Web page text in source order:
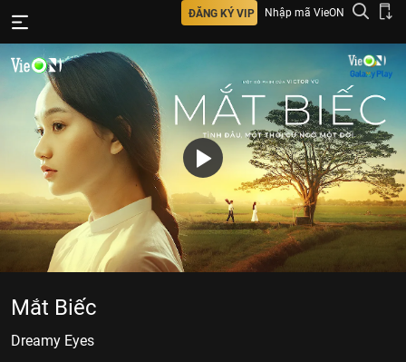
ĐĂNG KÝ VIP Nhập mã VieON
Mắt Biếc
Dreamy Eyes